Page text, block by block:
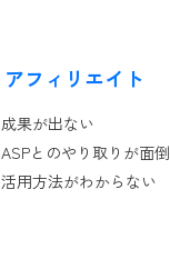
アフィリエイト
成果が出ない
ASPとのやり取りが面倒
活用方法がわからない